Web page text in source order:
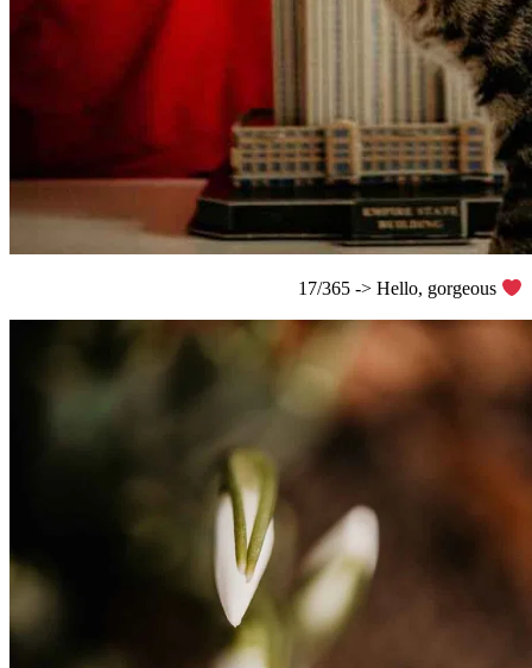
17/365 -> Hello, gorgeous